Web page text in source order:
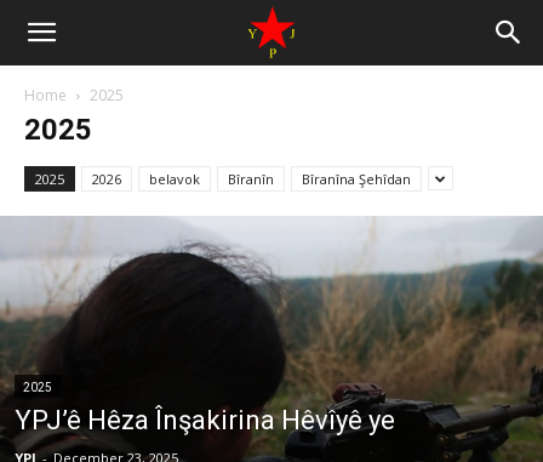
Home 2025
2025
2025 2026 belavok Bîranîn Bîranîna Şehîdan
2025
YPJ’ê Hêza Înşakirina Hêvîyê ye
YPJ - December 23, 2025